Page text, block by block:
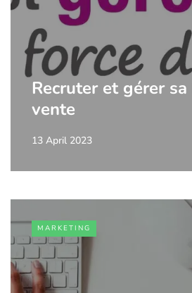
Recruter et gérer sa
vente
13 April 2023
MARKETING